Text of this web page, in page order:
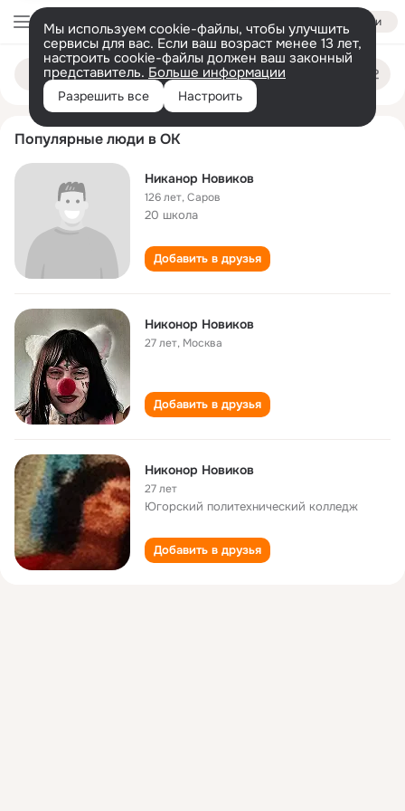
Войти
Мы используем cookie-файлы, чтобы улучшить
сервисы для вас. Если ваш возраст менее 13 лет,
настроить cookie-файлы должен ваш законный
представитель. Больше информации
Разрешить все Настроить
Поиск
nikanor novikov
Популярные люди в ОК
Никанор Новиков
126 лет,Саров
20 школа
Добавить в друзья
Никонор Новиков
27 лет, Москва
Добавить в друзья
Никонор Новиков
27 лет
Югорский политехнический колледж
Добавить в друзья